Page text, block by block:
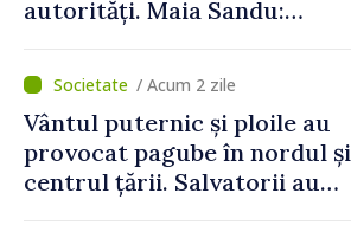
autorități. Maia Sandu:
mecanisme care să-i
protejeze”/ Acum 2 zile
Vântul puternic și ploile au
provocat pagube în nordul și
centrul țării. Salvatorii au